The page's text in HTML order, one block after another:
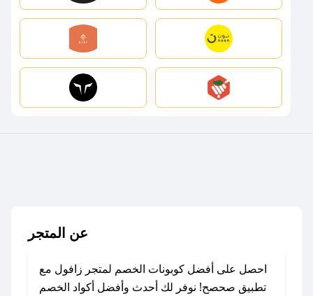
عن المتجر
احصل على أفضل كوبونات الخصم لمتجر زافول مع
تطبيق صحصح! نوفر لك أحدث وأفضل أكواد الخصم